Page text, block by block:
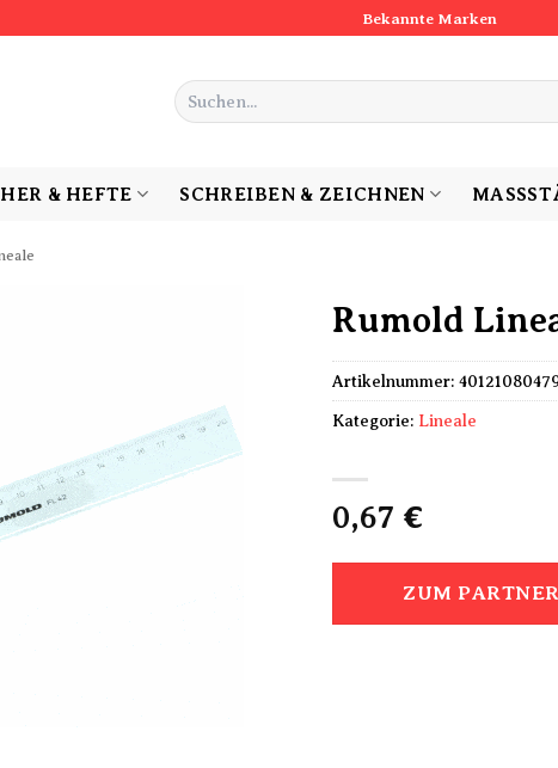
Bekannte Marken
Suchen
nach:
& HEFTE SCHREIBEN & ZEICHNEN
Rumold
0,67 €
ZUM
Artikelnummer:
Kategorie: Lineale